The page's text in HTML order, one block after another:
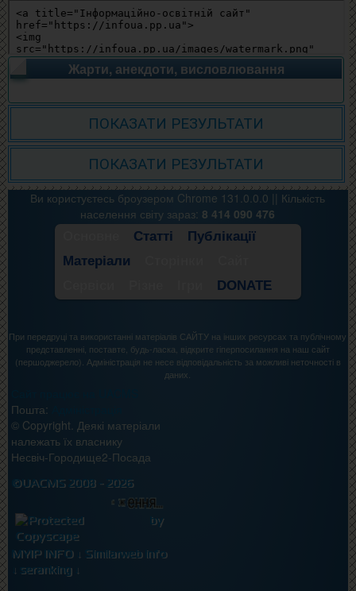
Жарти, анекдоти, висловлювання
ПОКАЗАТИ РЕЗУЛЬТАТИ
ПОКАЗАТИ РЕЗУЛЬТАТИ
Ви користуєтесь броузером Chrome 131.0.0.0 || Кількість
населення світу зараз: 8 414 090 476
Статті
Публікації
Матеріали
DONATE
При передруці та використанні матеріалів САЙТУ на інших ресурсах та публічному
представленні, поставте, будь-ласка, відкрите гіперпосилання на наш сайт
(першоджерело). Адміністрація не несе відповідальність за можливі неточності в
даних.
Пошта:
© Copyright. Деякі матеріали
належать їх власнику
Несвіч-Городище2-Посада
©UACMS 2008 - 2026
MYIP INFO ↓
Similarweb info
seranking ↓